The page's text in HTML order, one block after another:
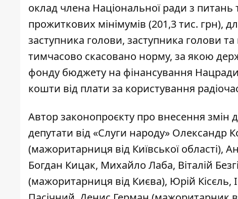
оклад члена Національної ради з питань
прожиткових мінімумів (201,3 тис. грн),
заступника голови, заступника голови
тимчасово скасовано норму, за якою
фонду бюджету на фінансування
кошти від плати за користування
Авторзаконопроєкту про внесення змін
депутати від «Слуги народу» Олександр
(мажоритарниця від Київської області),
Богдан Кицак, Михайло Лаба, Віталій
(мажоритарниця від Києва), Юрій